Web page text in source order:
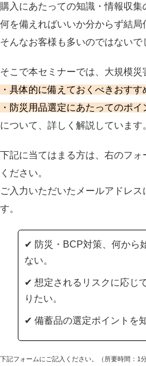
購入にあたっての知識・情報収集
何を備えればいいか分からず結
そんなお客様も多いのではないで
そこで本セミナーでは、大規模
・具体的に備えておくべきおす
・防災用品選定にあたってのポイ
について、詳しく解説しています
下記に当てはまる方は、右のフ
ください。
ご入力いただいたメールアドレ
す。
防災・BCP対策、何から
ない。
想定されるリスクに応じ
りたい。
備蓄品の選定ポイントを
下記フォームにご記入ください。（所要時間：1分